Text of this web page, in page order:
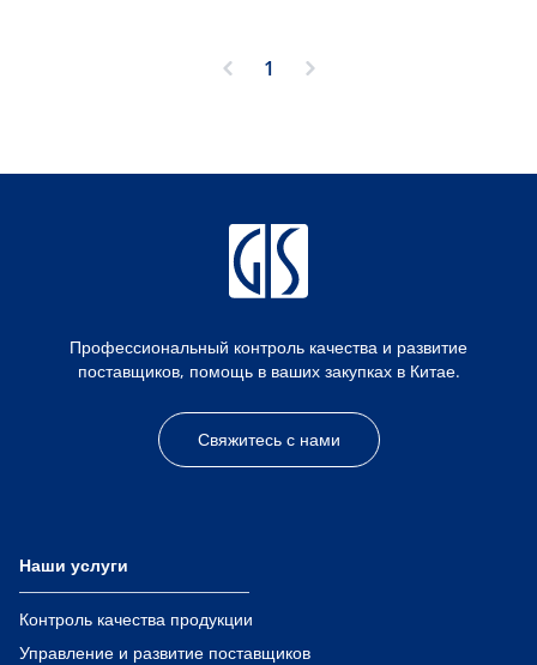
1
Профессиональный контроль качества и развитие
поставщиков, помощь в ваших закупках в Китае.
Свяжитесь с нами
Наши услуги
Контроль качества продукции
Управление и развитие поставщиков